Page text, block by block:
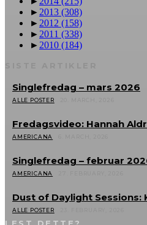
► 2013 (308)
► 2012 (158)
► 2011 (338)
► 2010 (184)
Singlefredag – mars 2026
ALLE POSTER
Fredagsvideo: Hannah
AMERICANA
Singlefredag – februar
AMERICANA
Dust of Daylight Sessions:
ALLE POSTER